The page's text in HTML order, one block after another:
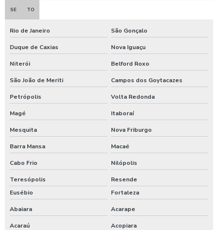
Orçamento de terraplanagem
Preço aluguel de rolo compactador
Preço aluguel trator de esteira
Quanto custa serviço de terraplanagem
Serviço de cubagem ceará
Serviço de delimitação das áreas de preservação ambiental
Serviço de demarcação de árvores
Serviço de enleiramento de material lenhoso
Serviço de supressão mecânica
Serviço de terraplanagem
SE TO
Rio de Janeiro São Gonçalo
Duque de Caxias Nova Iguaçu
Niterói Belford Roxo
São João de Meriti Campos dos Goytacazes
Petrópolis Volta Redonda
Magé Itaboraí
Mesquita Nova Friburgo
Barra Mansa Macaé
Cabo Frio Nilópolis
Teresópolis
Resende
Eusébio
Fortaleza
Abaiara Acarape
Acaraú Acopiara